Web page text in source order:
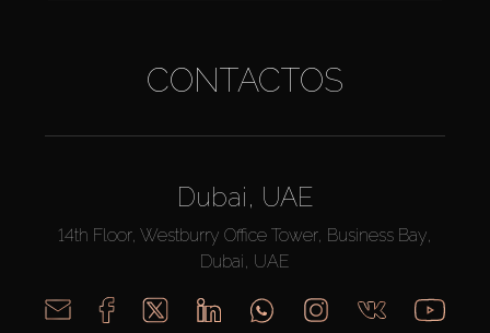
CONTACTOS
Dubai, UAE
14th Floor, Westburry Office Tower, Business Bay,
Dubai, UAE